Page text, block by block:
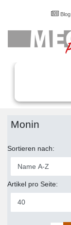
Blog
Monin
Sortieren nach:
Artikel pro Seite: